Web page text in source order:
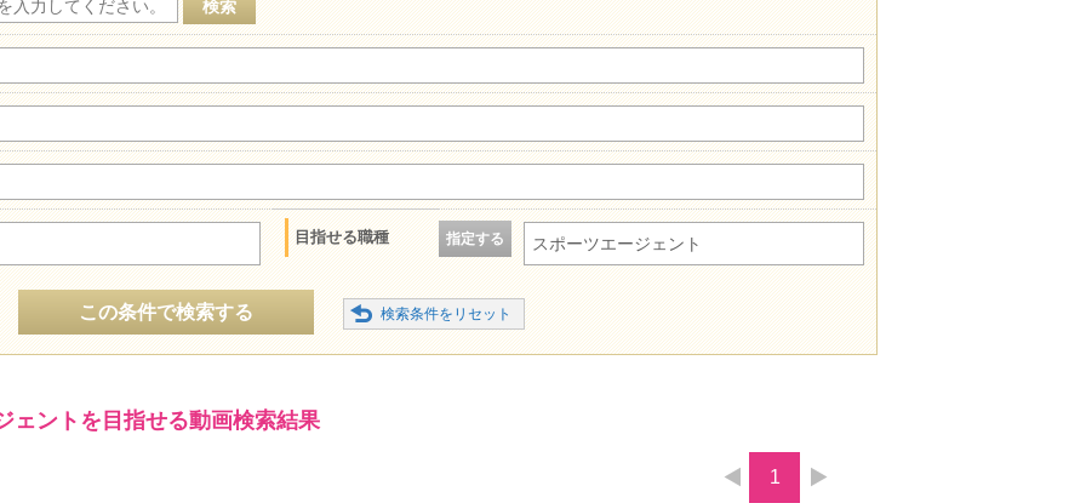
目指せる職種 指定する スポーツエージェント
この条件で検索する
ェントを目指せる動画検索結果
1